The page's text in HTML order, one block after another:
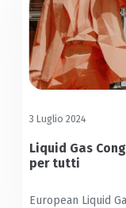
3 Luglio 2024
Liquid Gas
per tutti
European Liquid